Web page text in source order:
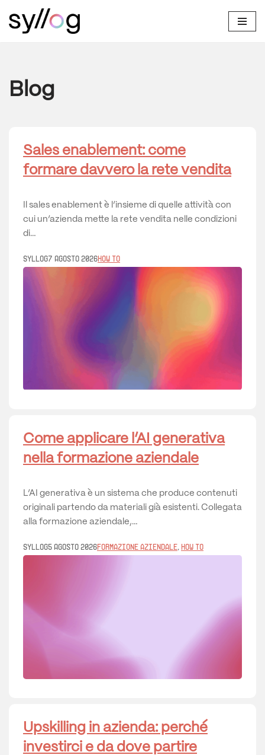
Blog
Sales enablement: come
formare davvero la rete vendita
Il sales enablement è l’insieme di quelle attività con
cui un’azienda mette la rete vendita nelle condizioni
di…
Syllog7 Agosto 2026How to
Come applicare l’AI generativa
nella formazione aziendale
L’AI generativa è un sistema che produce contenuti
originali partendo da materiali già esistenti. Collegata
alla formazione aziendale,…
Syllog5 Agosto 2026Formazione aziendale, How to
Upskilling in azienda: perché
investirci e da dove partire